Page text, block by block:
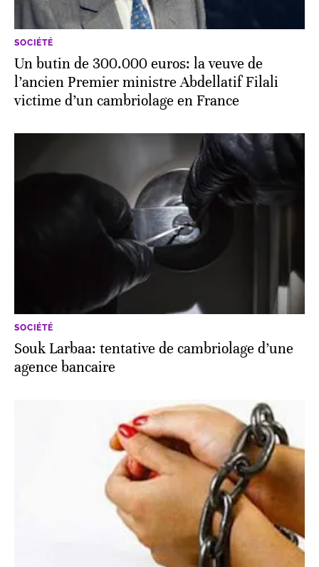
SOCIÉTÉ
Un butin de 300.000 euros: la veuve de
l’ancien Premier ministre Abdellatif Filali
victime d’un cambriolage en France
SOCIÉTÉ
Souk Larbaa: tentative de cambriolage d’une
agence bancaire